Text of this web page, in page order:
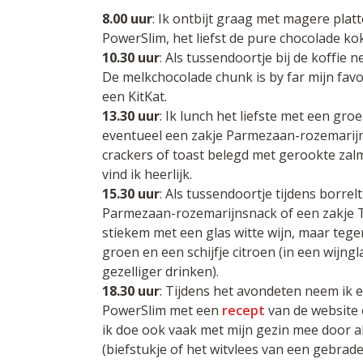
8.00 uur: Ik ontbijt graag met magere
PowerSlim, het liefst de pure chocolade
10.30 uur: Als tussendoortje bij de koffie
De melkchocolade chunk is by far mijn
een KitKat.
13.30 uur: Ik lunch het liefste met een
eventueel een zakje Parmezaan-
crackers of toast belegd met gerookte
vind ik heerlijk.
15.30 uur: Als tussendoortje tijdens
Parmezaan-rozemarijnsnack of een zakje
stiekem met een glas witte wijn, maar
groen en een schijfje citroen (in een
gezelliger drinken).
18.30 uur: Tijdens het avondeten neem ik
PowerSlim met een recept van de
ik doe ook vaak met mijn gezin mee door
(biefstukje of het witvlees van een